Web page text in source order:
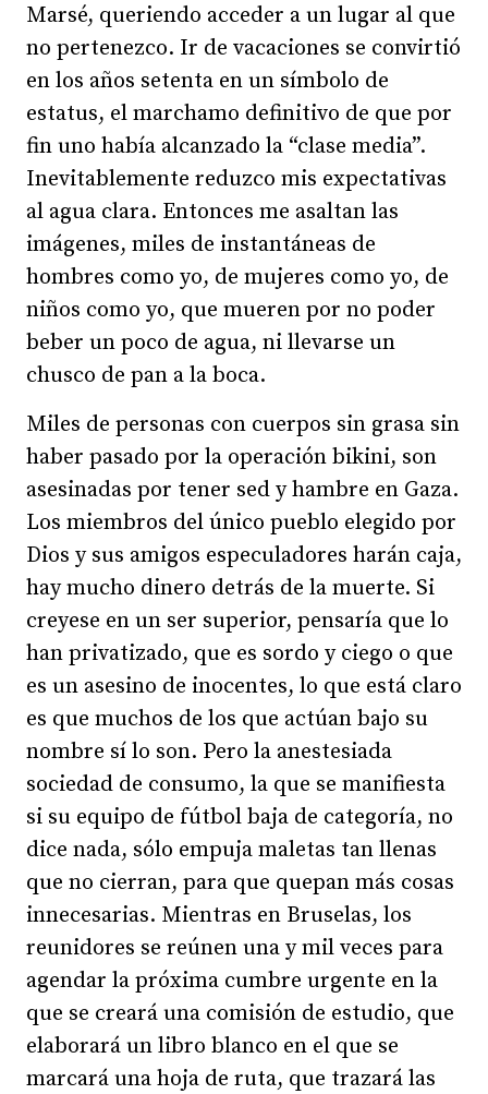
Marsé, queriendo acceder a un lugar al que
no pertenezco. Ir de vacaciones se convirtió
en los años setenta en un símbolo de
estatus, el marchamo definitivo de que por
fin uno había alcanzado la “clase media”.
Inevitablemente reduzco mis expectativas
al agua clara. Entonces me asaltan las
imágenes, miles de instantáneas de
hombres como yo, de mujeres como yo, de
niños como yo, que mueren por no poder
beber un poco de agua, ni llevarse un
chusco de pan a la boca.
Miles de personas con cuerpos sin grasa sin
haber pasado por la operación bikini, son
asesinadas por tener sed y hambre en Gaza.
Los miembros del único pueblo elegido por
Dios y sus amigos especuladores harán caja,
hay mucho dinero detrás de la muerte. Si
creyese en un ser superior, pensaría que lo
han privatizado, que es sordo y ciego o que
es un asesino de inocentes, lo que está claro
es que muchos de los que actúan bajo su
nombre sí lo son. Pero la anestesiada
sociedad de consumo, la que se manifiesta
si su equipo de fútbol baja de categoría, no
dice nada, sólo empuja maletas tan llenas
que no cierran, para que quepan más cosas
innecesarias. Mientras en Bruselas, los
reunidores se reúnen una y mil veces para
agendar la próxima cumbre urgente en la
que se creará una comisión de estudio, que
elaborará un libro blanco en el que se
marcará una hoja de ruta, que trazará las